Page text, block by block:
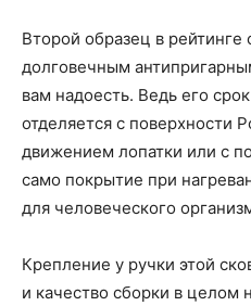
Второй образец в
долговечным
вам надоесть. Ведь его
отделяется с поверхности
движением лопатки или с
само покрытие при
для человеческого
Крепление у ручки этой
и качество сборки в целом